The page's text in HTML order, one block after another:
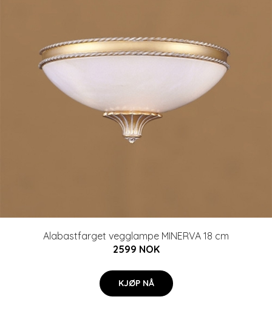
Alabastfarget vegglampe MINERVA 18 cm
2599 NOK
KJØP NÅ